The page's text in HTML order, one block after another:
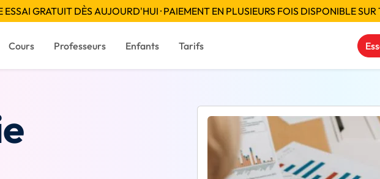
GRATUIT DÈS AUJOURD'HUI · PAIEMENT EN PLUSIEURS FOIS DISPONIBLE SUR
Cours Professeurs Enfants Tarifs